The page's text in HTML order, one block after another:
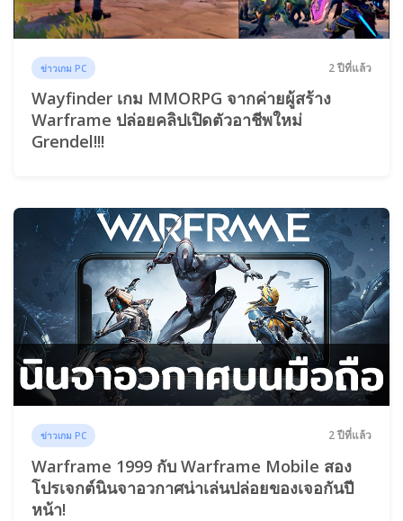
ข่าวเกม PC 2 ปีที่แล้ว
Wayfinder เกม MMORPG จากค่ายผู้สร้าง
Warframe ปล่อยคลิปเปิดตัวอาชีพใหม่
Grendel!!!
ข่าวเกม PC 2 ปีที่แล้ว
Warframe 1999 กับ Warframe Mobile สอง
โปรเจกต์นินจาอวกาศน่าเล่นปล่อยของเจอกันปี
หน้า!